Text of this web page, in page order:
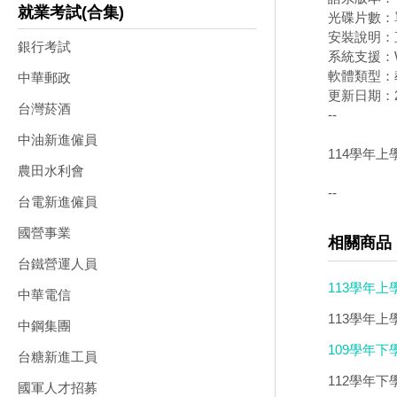
就業考試(合集)
銀行考試
中華郵政
台灣菸酒
中油新進僱員
農田水利會
台電新進僱員
國營事業
台鐵營運人員
中華電信
中鋼集團
台糖新進工員
國軍人才招募
光碟片數
安裝說明
系統支援
軟體類型
更新日期
--
114學年上
--
相關商品
113學年上
113學年上
109學年下
112學年下